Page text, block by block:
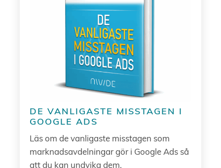
DE VANLIGASTE MISSTAGEN I
GOOGLE ADS
Läs om de vanligaste misstagen som
marknadsavdelningar gör i Google Ads så
att du kan undvika dem.